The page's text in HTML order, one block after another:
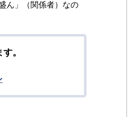
ん」（関係者）なの
。